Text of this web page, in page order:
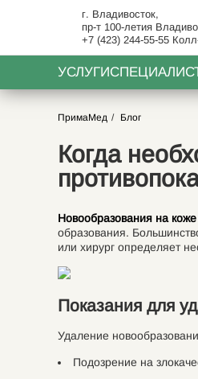
г. Владивосток,
пр-т 100-летия
+7 (423) 244-55-55
УСЛУГИ
ПримаМед Блог
Когда
Новообразования на коже
образования.
или хирург определяет
Показания для
Удаление
Подозрение на